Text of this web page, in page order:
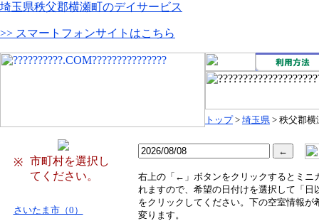
埼玉県秩父郡横瀬町のデイサービス
>> スマートフォンサイトはこちら
トップ> 埼玉県 > 秩父郡横
※
市町村を選択し
てください。
さいたま市（0）
右上の「←」ボタンをクリックするとミニ
れますので、希望の日付けを選択して「日
をクリックしてください。下の空室情報が
変ります。